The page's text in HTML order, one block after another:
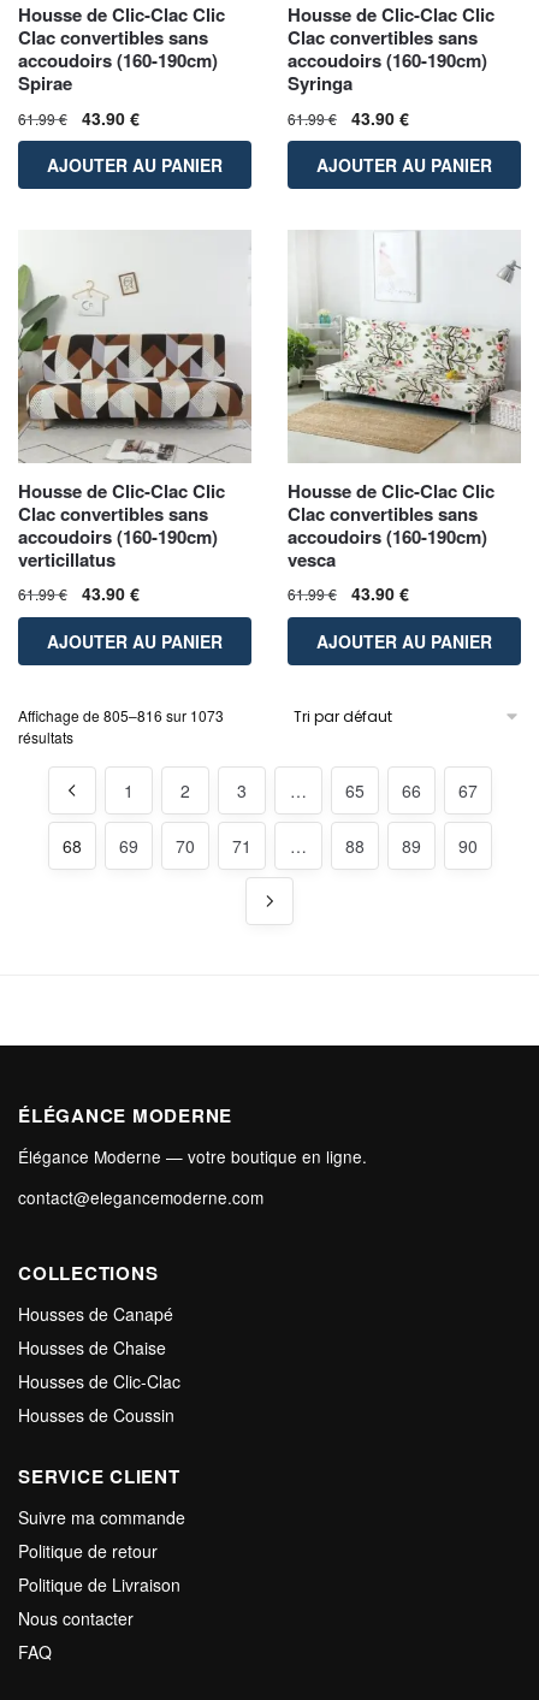
Housse de Clic-Clac Clic
Clac convertibles sans
accoudoirs (160-190cm)
Spirae
61.99€ 43.90 €
AJOUTER AU PANIER
Housse de Clic-Clac Clic
Clac convertibles sans
accoudoirs (160-190cm)
Syringa
61.99€ 43.90 €
AJOUTER AU PANIER
Housse de Clic-Clac Clic
Clac convertibles sans
accoudoirs (160-190cm)
verticillatus
61.99€ 43.90 €
AJOUTER AU PANIER
Housse de Clic-Clac Clic
Clac convertibles sans
accoudoirs (160-190cm)
vesca
61.99€ 43.90 €
AJOUTER AU PANIER
Affichage de 805–816 sur 1073
résultats
1 2 3 … 65 66 67
68 69 70 71 … 88 89 90
ÉLÉGANCE MODERNE
Élégance Moderne — votre boutique en ligne.
contact@elegancemoderne.com
COLLECTIONS
Housses de Canapé
Housses de Chaise
Housses de Clic-Clac
Housses de Coussin
SERVICE CLIENT
Suivre ma commande
Politique de retour
Politique de Livraison
Nous contacter
FAQ